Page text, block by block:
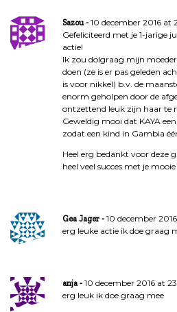
Sazou
10 december 2016 at
Gefeliciteerd met je 1-jarige
actie!
Ik zou dolgraag mijn
doen (ze is er pas geleden
is voor nikkel) b.v. de
enorm geholpen door de
ontzettend leuk zijn haar te
Geweldig mooi dat KAYA
zodat een kind in Gambia
Heel erg bedankt voor deze
heel veel succes met je
Gea Jager
10 december
erg leuke actie ik doe graag
anja
10 december 2016 at
erg leuk ik doe graag mee